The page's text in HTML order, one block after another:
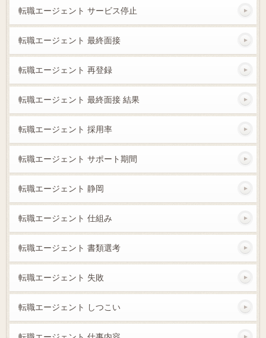
転職エージェント サービス停止
転職エージェント 最終面接
転職エージェント 再登録
転職エージェント 最終面接 結果
転職エージェント 採用率
転職エージェント サポート期間
転職エージェント 静岡
転職エージェント 仕組み
転職エージェント 書類選考
転職エージェント 失敗
転職エージェント しつこい